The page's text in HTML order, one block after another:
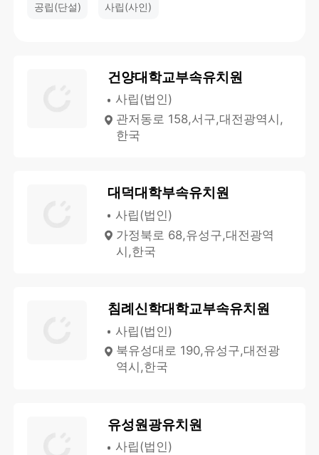
공립(단설) 사립(사인)
건양대학교부속유치원
사립(법인)
관저동로 158,서구,대전광역시,
한국
대덕대학부속유치원
사립(법인)
가정북로 68,유성구,대전광역
시,한국
침례신학대학교부속유치원
사립(법인)
북유성대로 190,유성구,대전광
역시,한국
유성원광유치원
사립(법인)